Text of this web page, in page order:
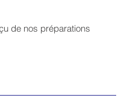
de nos préparations